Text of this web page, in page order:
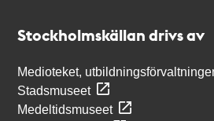
Stockholmskällan drivs av
Medioteket,
Stadsmuseet
Medeltidsmuseet